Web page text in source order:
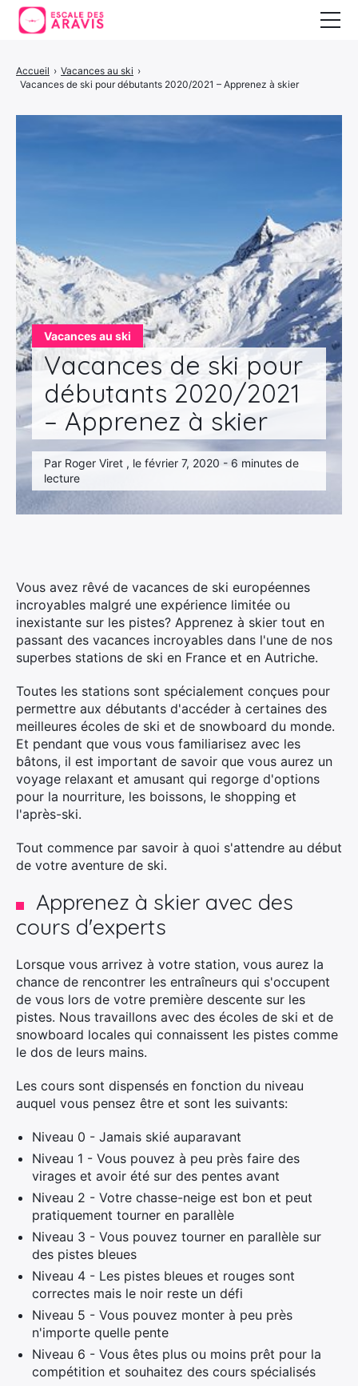
Vacances au ski
Vacances de ski pour
débutants 2020/2021
– Apprenez à skier
Par Roger Viret , le février 7, 2020 - 6 minutes de
lecture
Accueil › Vacances au ski ›
Vacances de ski pour débutants 2020/2021 – Apprenez à skier
Vous avez rêvé de vacances de ski européennes
incroyables malgré une expérience limitée ou
inexistante sur les pistes? Apprenez à skier tout en
passant des vacances incroyables dans l'une de nos
superbes stations de ski en France et en Autriche.
Toutes les stations sont spécialement conçues pour
permettre aux débutants d'accéder à certaines des
meilleures écoles de ski et de snowboard du monde.
Et pendant que vous vous familiarisez avec les
bâtons, il est important de savoir que vous aurez un
voyage relaxant et amusant qui regorge d'options
pour la nourriture, les boissons, le shopping et
l'après-ski.
Tout commence par savoir à quoi s'attendre au début
de votre aventure de ski.
Apprenez à skier avec des
cours d'experts
Lorsque vous arrivez à votre station, vous aurez la
chance de rencontrer les entraîneurs qui s'occupent
de vous lors de votre première descente sur les
pistes. Nous travaillons avec des écoles de ski et de
snowboard locales qui connaissent les pistes comme
le dos de leurs mains.
Les cours sont dispensés en fonction du niveau
auquel vous pensez être et sont les suivants:
Niveau 0 - Jamais skié auparavant
Niveau 1 - Vous pouvez à peu près faire des
virages et avoir été sur des pentes avant
Niveau 2 - Votre chasse-neige est bon et peut
pratiquement tourner en parallèle
Niveau 3 - Vous pouvez tourner en parallèle sur
des pistes bleues
Niveau 4 - Les pistes bleues et rouges sont
correctes mais le noir reste un défi
Niveau 5 - Vous pouvez monter à peu près
n'importe quelle pente
Niveau 6 - Vous êtes plus ou moins prêt pour la
compétition et souhaitez des cours spécialisés
Vacances d’été